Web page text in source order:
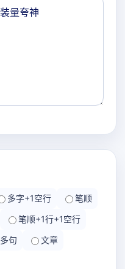
多字+1空行
笔顺
笔顺+1行+1空行
多句
文章